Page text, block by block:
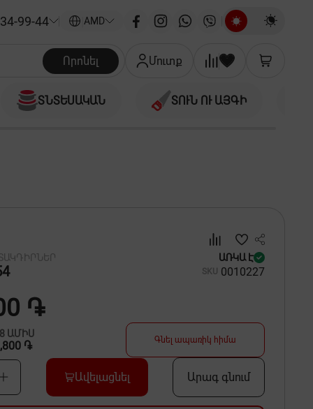
99-44 AMD
Որոնել Մուտք
ՏՆՏԵՍԱԿԱՆ ՏՈՒՆ ՈՒ ԱՅԳԻ
ԱՌԿԱ Է
SKU 0010227
֏
ԱՄԻՍ
֏ Գնել ապառիկ հիմա
Ավելացնել Արագ գնում